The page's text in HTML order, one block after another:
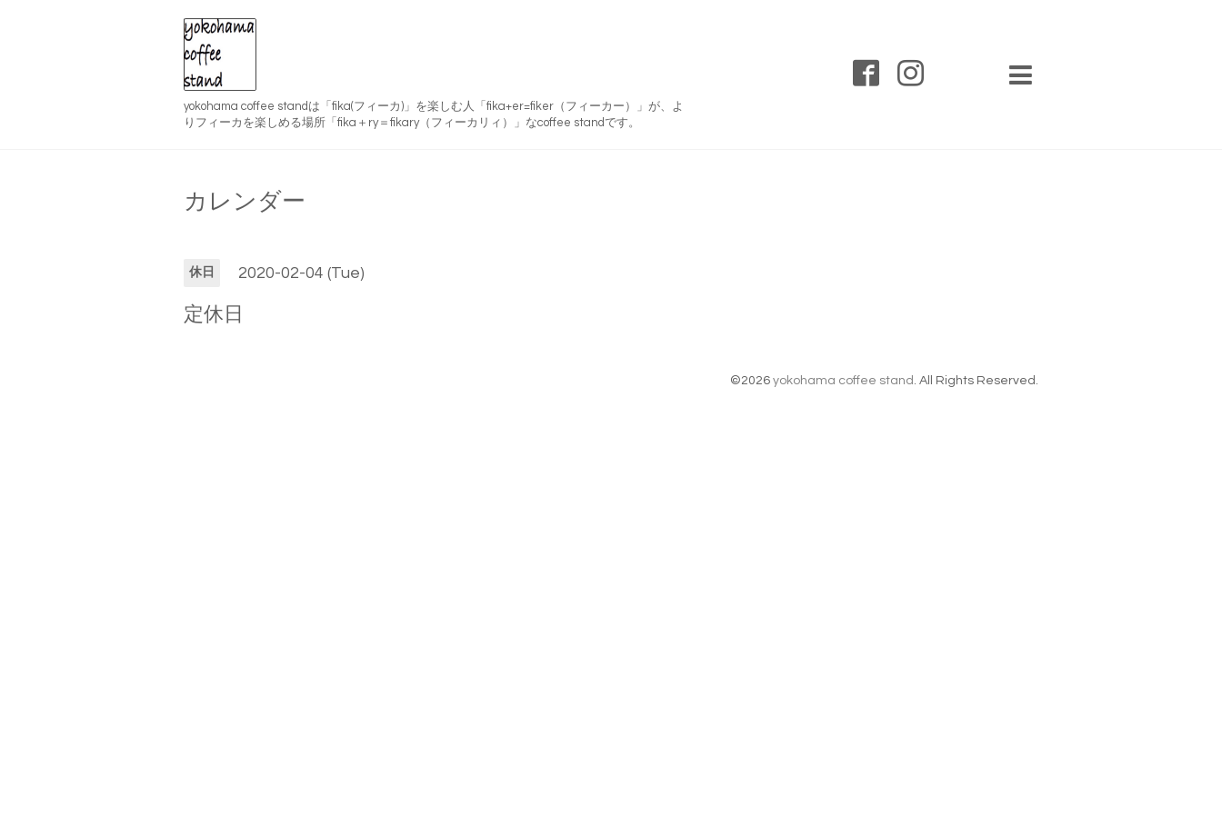
yokohama coffee standは「fika(フィーカ)」を楽しむ人「fika+er=fiker（フィーカー）」が、よ
りフィーカを楽しめる場所「fika＋ry＝fikary（フィーカリィ）」なcoffee standです。
カレンダー
休日 2020-02-04 (Tue)
定休日
©2026 yokohama coffee stand . All Rights Reserved.